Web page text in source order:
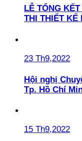
LỄ TỔNG
THI THIẾT
23 Th9,2022
Hội nghị
Tp. Hồ Chí
15 Th9,2022